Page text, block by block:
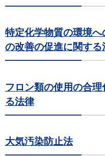
特定化学物質の環境
の改善の促進に関する
フロン類の使用の合
る法律
大気汚染防止法